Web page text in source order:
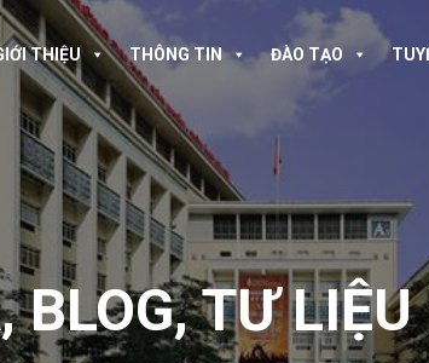
THIỆU THÔNG TIN ĐÀO TẠO
,BLOG,TƯ